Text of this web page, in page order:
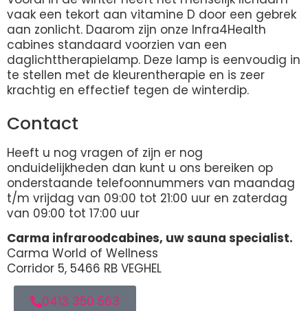
vaak een tekort aan vitamine D door een gebrek
aan zonlicht. Daarom zijn onze Infra4Health
cabines standaard voorzien van een
daglichttherapielamp. Deze lamp is eenvoudig in
te stellen met de kleurentherapie en is zeer
krachtig en effectief tegen de winterdip.
Contact
Heeft u nog vragen of zijn er nog
onduidelijkheden dan kunt u ons bereiken op
onderstaande telefoonnummers van maandag
t/m vrijdag van 09:00 tot 21:00 uur en zaterdag
van 09:00 tot 17:00 uur
Carma infraroodcabines, uw sauna specialist.
Carma World of Wellness
Corridor 5, 5466 RB VEGHEL
0413 350 563